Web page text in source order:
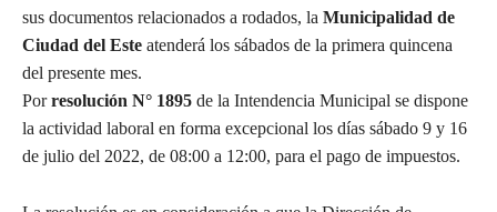
sus documentos relacionados a rodados, la Municipalidad de
Ciudad del Este atenderá los sábados de la primera quincena
del presente mes.
Porresolución N° 1895 de la Intendencia Municipal se dispone
la actividad laboral en forma excepcional los días sábado 9 y 16
de julio del 2022, de 08:00 a 12:00, para el pago de impuestos.